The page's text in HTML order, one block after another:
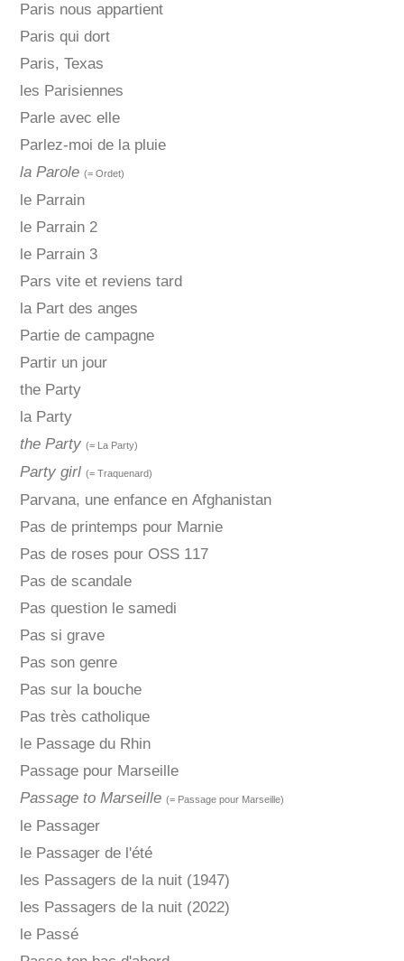
Paris nous appartient
Paris qui dort
Paris, Texas
les Parisiennes
Parle avec elle
Parlez-moi de la pluie
la Parole (= Ordet)
le Parrain
le Parrain 2
le Parrain 3
Pars vite et reviens tard
la Part des anges
Partie de campagne
Partir un jour
the Party
la Party
the Party (= La Party)
Party girl (= Traquenard)
Parvana, une enfance en Afghanistan
Pas de printemps pour Marnie
Pas de roses pour OSS 117
Pas de scandale
Pas question le samedi
Pas si grave
Pas son genre
Pas sur la bouche
Pas très catholique
le Passage du Rhin
Passage pour Marseille
Passage to Marseille (= Passage pour Marseille)
le Passager
le Passager de l'été
les Passagers de la nuit (1947)
les Passagers de la nuit (2022)
le Passé